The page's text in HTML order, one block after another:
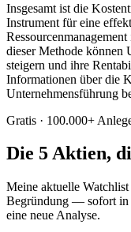
Insgesamt ist die
Instrument für eine
dieser Methode können
steigern und ihre
Informationen über die
Unternehmensführung
Gratis · 100.000+
Die 5 Aktien,
Meine aktuelle
Begründung — sofort in
eine neue Analyse.